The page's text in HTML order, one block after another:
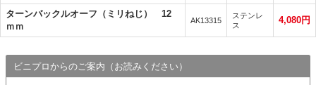
ターンバックルオーフ（ミリねじ） 12
ｍｍ
AK13315
ステンレ
ス
4,080円
ビニプロからのご案内（お読みください）